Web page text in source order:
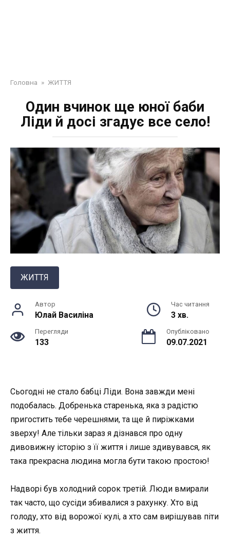
Головна » ЖИТТЯ
Один вчинок ще юної баби
Ліди й досі згадує все село!
ЖИТТЯ
Автор
Юлай Василiна
Час читання
3 хв.
Перегляди
133
Опубліковано
09.07.2021
Сьогодні не стало бабці Ліди. Вона завжди мені
подобалась. Добренька старенька, яка з радістю
пригостить тебе черешнями, та ще й пиріжками
зверху! Але тільки зараз я дізнався про одну
дивовижну історію з її життя і лише здивувався, як
така прекрасна людина могла бути такою простою!
Надворі був холодний сорок третій. Люди вмирали
так часто, що сусіди збивалися з рахунку. Хто від
голоду, хто від ворожої кулі, а хто сам вирішував піти
з життя.